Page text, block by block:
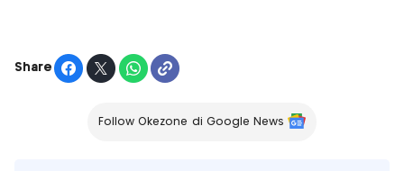
Share
Follow Okezone di Google News